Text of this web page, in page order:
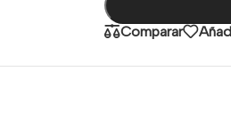
Comparar